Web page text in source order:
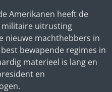
Amerikanen heeft de
militaire uitrusting
nieuwe machthebbers in
bewapende regimes in
materieel is lang en
en